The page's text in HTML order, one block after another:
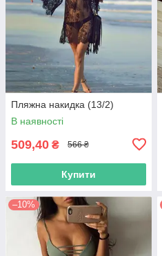
Пляжна накидка (13/2)
В наявності
509,40 ₴ 566 ₴
Купити
–10%